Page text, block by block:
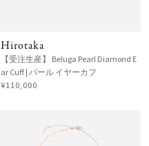
Hirotaka
【受注生産】 Beluga Pearl Diamond E
ar Cuff | パール イヤーカフ
¥110,000